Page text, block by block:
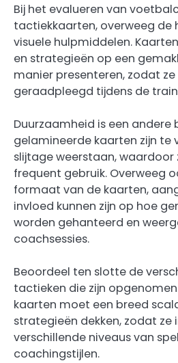
Bij het evalueren van
tactiekkaarten, overweeg de
visuele hulpmiddelen.
en strategieën op een
manier presenteren, zodat
geraadpleegd tijdens de
Duurzaamheid is een andere
gelamineerde kaarten zijn te
slijtage weerstaan, waardoor
frequent gebruik. Overweeg
formaat van de kaarten,
invloed kunnen zijn op hoe
worden gehanteerd en
coachsessies.
Beoordeel ten slotte de
tactieken die zijn
kaarten moet een breed
strategieën dekken, zodat ze
verschillende niveaus van
coachingstijlen.